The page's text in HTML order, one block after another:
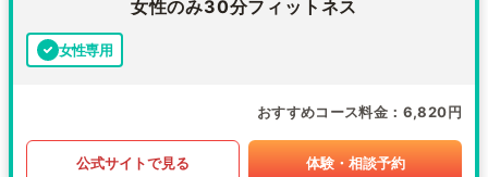
女性のみ30分フィットネス
女性専用
おすすめコース料金 6,820円
公式サイトで見る 体験・相談予約